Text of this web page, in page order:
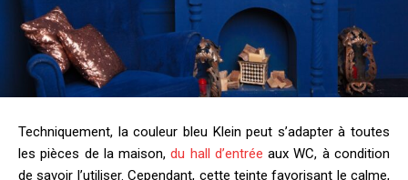
Techniquement, la couleur bleu Klein peut s’adapter à toutes
les pièces de la maison,du hall d’entrée aux WC, à condition
de savoir l’utiliser. Cependant, cette teinte favorisant le calme,